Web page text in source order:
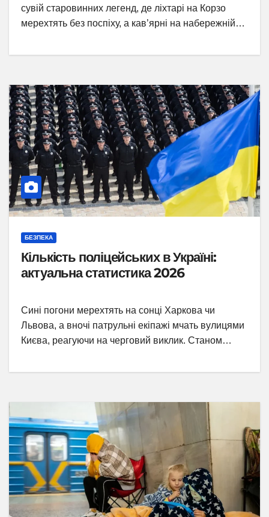
сувій старовинних легенд, де ліхтарі на Корзо
мерехтять без поспіху, а кав’ярні на набережній…
БЕЗПЕКА
Кількість поліцейських в Україні:
актуальна статистика 2026
Сині погони мерехтять на сонці Харкова чи
Львова, а вночі патрульні екіпажі мчать вулицями
Києва, реагуючи на черговий виклик. Станом…